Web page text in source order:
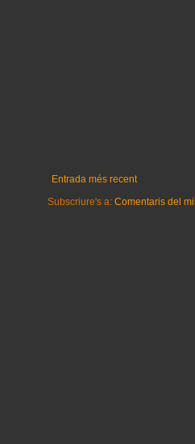
Entrada més recent
Subscriure's a: Comentaris del